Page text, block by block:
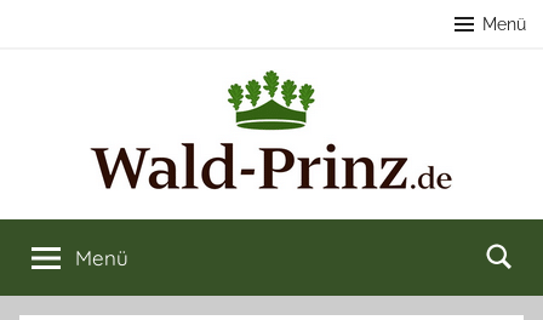
Menü
Nachhaltige
Forstwirtschaft
Wald
kaufen
verkaufen
Menü